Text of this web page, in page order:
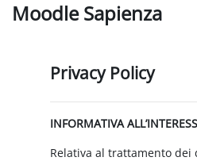
Moodle Sapienza
Privacy Policy
INFORMATIVA
Relativa al trattamento dei